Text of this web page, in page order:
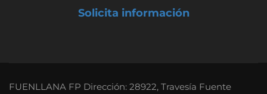
Solicita información
FUENLLANA FP Dirección: 28922, Travesía Fuente